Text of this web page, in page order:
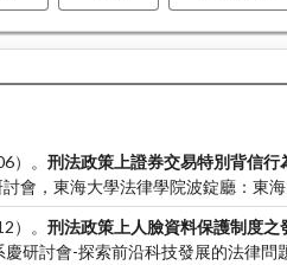
）。 刑法政策上證券交易特別背信行
會，東海大學法律學院波錠廳：東
）。 刑法政策上人臉資料保護制度之
研討會-探索前沿科技發展的法律問